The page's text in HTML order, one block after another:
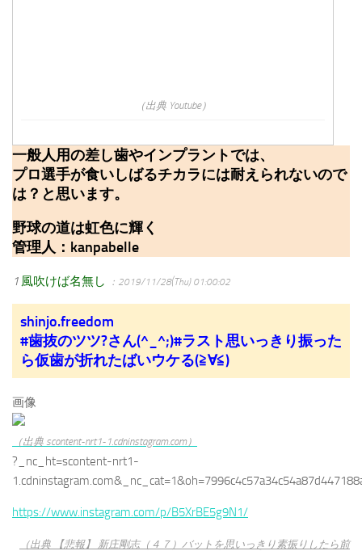
（出典 Youtube）
一般人用の差し歯やインプラントでは、
プロ選手が食いしばるチカラには耐えられないので
は？と思います。
野球の道は虹色に輝く
管理人：kanpabelle
1 風吹けば名無し ：2019/11/28(Thu) 01:00:02
shinjo.freedom
#歯抜のツツ?さん(^_^;)#ラスト思いっきり振った
ら仮歯が折れたばいウケる(≧∀≦)
画像
（出典 scontent-nrt1-1.cdninstagram.com）
?_nc_ht=scontent-nrt1-
https://www.instagram.com/p/B5XrBE5g9N1/
（出典 【悲報】 新庄剛志（４７）バットを思いっきり素振りしたら前